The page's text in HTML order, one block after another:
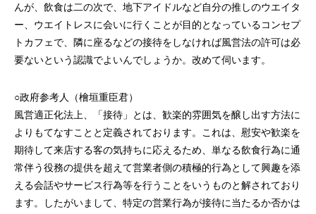
んが、飲食は二の次で、地下アイドルなど自分の推しのウエイタ
ー、ウエイトレスに会いに行くことが目的となっているコンセプ
トカフェで、隣に座るなどの接待をしなければ風営法の許可は必
要ないという認識でよいんでしょうか。改めて伺います。
○政府参考人（檜垣重臣君）
風営適正化法上、「接待」とは、歓楽的雰囲気を醸し出す方法に
よりもてなすことと定義されております。これは、慰安や歓楽を
期待して来店する客の気持ちに応えるため、単なる飲食行為に通
常伴う役務の提供を超えて営業者側の積極的行為として興趣を添
える会話やサービス行為等を行うことをいうものと解されており
ます。したがいまして、特定の営業行為が接待に当たるか否かは